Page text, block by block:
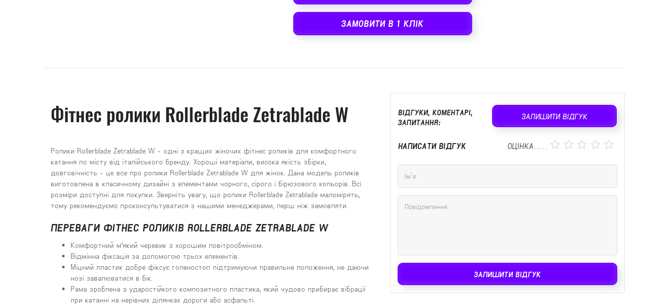
ЗАМОВИТИ В 1 КЛІК
Фітнес ролики Rollerblade Zetrablade W
Ролики Rollerblade Zetrablade W - одні з кращих жіночих фітнес роликів для комфортного
катання по місту від італійського бренду. Хороші матеріали, висока якість збірки,
довговічність - це все про ролики Rollerblade Zetrablade W для жінок. Дана модель роликів
виготовлена ​​в класичному дизайні з елементами чорного, сірого і бірюзового кольорів. Всі
розміри доступні для покупки. Зверніть увагу, що ролики Rollerblade Zetrablade маломірять,
тому рекомендуємо проконсультуватися з нашими менеджерами, перш ніж замовляти.
ПЕРЕВАГИ ФІТНЕС РОЛИКІВ ROLLERBLADE ZETRABLADE W
Комфортний м'який черевик з хорошим повітрообміном.
Відмінна фіксація за допомогою трьох елементів.
Міцний пластик добре фіксує голеностоп підтримуючи правильне положення, не даючи
нозі завалюватися в бік.
Рама зроблена з ударостійкого композитного пластика, який чудово прибирає вібрації
при катанні на нерівних ділянках дороги або асфальті.
ВІДГУКИ, КОМЕНТАРІ,
ЗАПИТАННЯ:
ЗАЛИШИТИ ВІДГУК
НАПИСАТИ ВІДГУК ОЦІНКА
ЗАЛИШИТИ ВІДГУК